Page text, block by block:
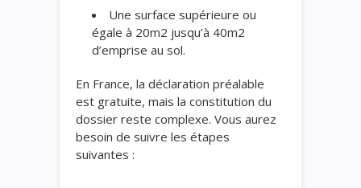
Une surface supérieure ou
égale à 20m2 jusqu’à 40m2
d’emprise au sol.
En France, la déclaration préalable
est gratuite, mais la constitution du
dossier reste complexe. Vous aurez
besoin de suivre les étapes
suivantes :